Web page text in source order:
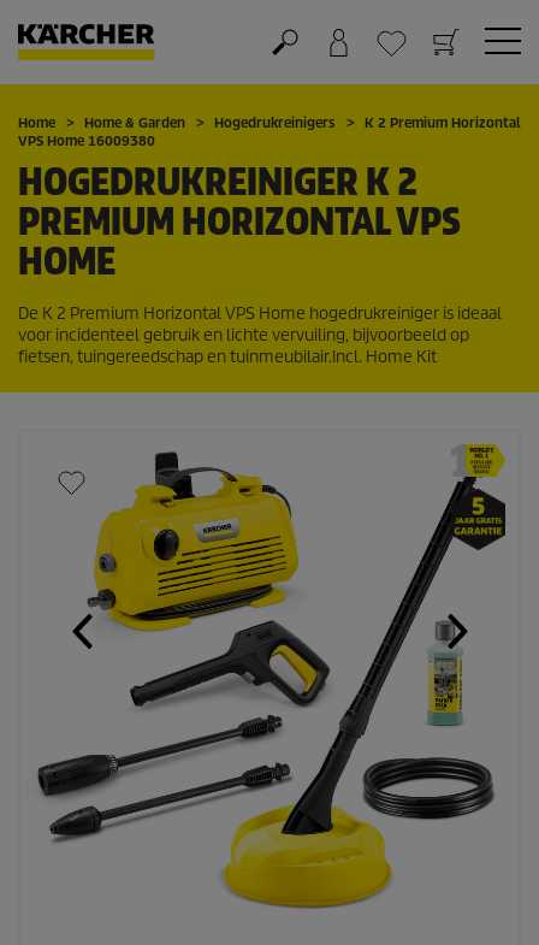
Winkelwagen
Wensenlijstje
Home Home & Garden Hogedrukreinigers
K 2 Premium Horizontal
VPS Home 16009380
HOGEDRUKREINIGER K 2
PREMIUM HORIZONTAL VPS
HOME
De K 2 Premium Horizontal VPS Home hogedrukreiniger is ideaal
voor incidenteel gebruik en lichte vervuiling, bijvoorbeeld op
fietsen, tuingereedschap en tuinmeubilair.Incl. Home Kit